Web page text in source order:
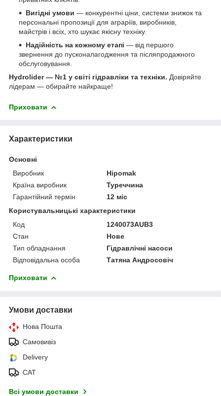
Вигідні умови — конкурентні ціни, системи знижок та
персональні пропозиції для аграріїв, виробників,
майстрів і всіх, хто шукає якісну техніку.
Надійність на кожному етапі — від першого
звернення до пусконалагодження та післяпродажного
обслуговування.
Hydrolider — №1 у світі гідравліки та техніки. Довіряйте
лідерам — обирайте найкраще!
Приховати
Характеристики
Основні
Виробник
Hipomak
Країна виробник
Туреччина
Гарантійний термін
12 міс
Користувальницькі характеристики
Код
1240073AUВ3
Стан
Нове
Тип обладнання
Гідравлічні насоси
Відповідальна особа
Татяна Андросовіч
Приховати
Умови доставки
Нова Пошта
Самовивіз
Delivery
САТ
Всі умови доставки